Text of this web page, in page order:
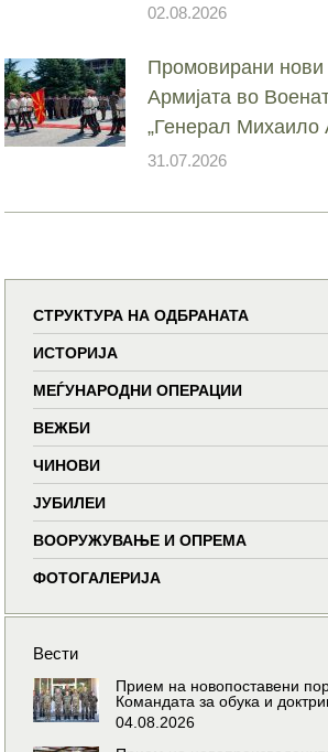
02.08.2026
Промовирани
Армијата во
„Генерал Михаило
31.07.2026
СТРУКТУРА НА ОДБРАНАТА
ИСТОРИЈА
МЕЃУНАРОДНИ ОПЕРАЦИИ
ВЕЖБИ
ЧИНОВИ
ЈУБИЛЕИ
ВООРУЖУВАЊЕ И ОПРЕМА
ФОТОГАЛЕРИЈА
Вести
Прием на новопоставени
Командата за обука и
04.08.2026